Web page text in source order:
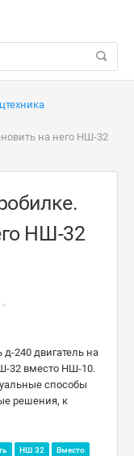
на него НШ-32
НШ-32
д-240 двигатель на
32 вместо НШ-10.
способы
решения, к
НШ 32
Вместо